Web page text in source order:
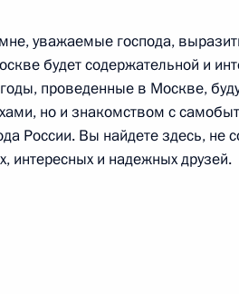
Ново-Огарево
после открытия
уважаемые господа,
будет содержательной и
проведенные в Москве,
но и знакомством с
России. Вы найдете здесь, не
интересных и надежных друзей.